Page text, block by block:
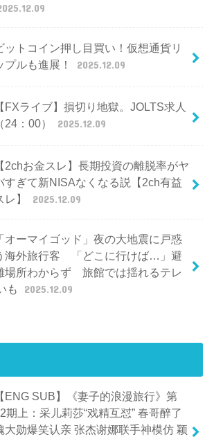
ットコイン押し目買い！仮想通貨リ
プルも進展！
2025.12.09
【FXライブ】損切り地獄。JOLTS求人
（24：00）
2025.12.09
【2chお金スレ】長期投資の離脱率がヤ
すぎて新NISAなくなる説【2ch有益
レ】
2025.12.09
「オーマイゴッド」夜の大地震に戸惑
海外旅行客 「どこに行けば…」避
場所わからず 旅館では揺れるテレ
も
2025.12.09
【ENG SUB】《妻子的浪漫旅行》第
期上：采儿莉莎“戏精互怼” 春哥醉了
大勋爆笑认亲 张杰谢娜联手神模仿 颖